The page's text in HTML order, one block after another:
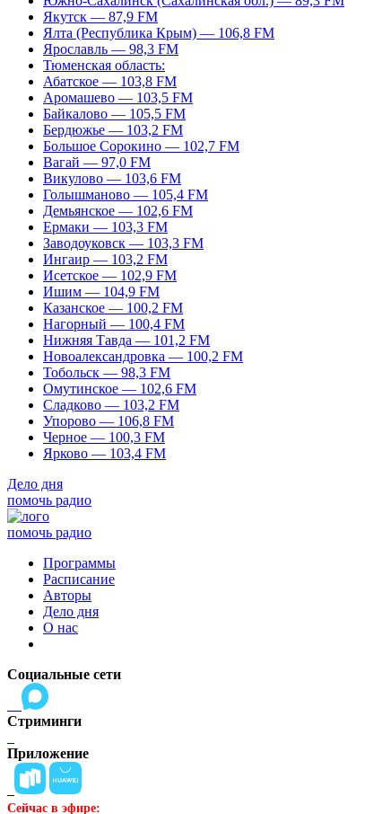
Якутск — 87,9 FM
Ялта (Республика Крым) — 106,8 FM
Ярославль — 98,3 FM
Тюменская область:
Абатское — 103,8 FM
Аромашево — 103,5 FM
Байкалово — 105,5 FM
Бердюжье — 103,2 FM
Большое Сорокино — 102,7 FM
Вагай — 97,0 FM
Викулово — 103,6 FM
Голышманово — 105,4 FM
Демьянское — 102,6 FM
Ермаки — 103,3 FM
Заводоуковск — 103,3 FM
Ингаир — 103,2 FM
Исетское — 102,9 FM
Ишим — 104,9 FM
Казанское — 100,2 FM
Нагорный — 100,4 FM
Нижняя Тавда — 101,2 FM
Новоалександровка — 100,2 FM
Тобольск — 98,3 FM
Омутинское — 102,6 FM
Сладково — 103,2 FM
Упорово — 106,8 FM
Черное — 100,3 FM
Ярково — 103,4 FM
Дело дня
помочь радио
помочь радио
Программы
Расписание
Авторы
Дело дня
О нас
Социальные сети
Стриминги
Приложение
Сейчас в эфире: